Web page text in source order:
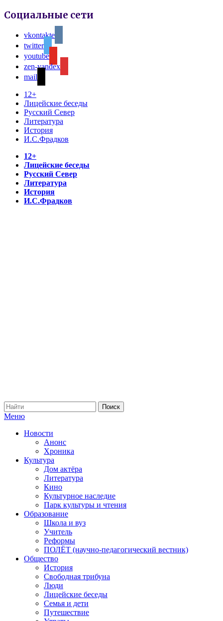
Социальные сети
vkontakte
twitter
youtube
zen-yandex
mail
12+
Лицейские беседы
Русский Север
Литература
История
И.С.Фрадков
12+
Лицейские беседы
Русский Север
Литература
История
И.С.Фрадков
Меню
Новости
Анонс
Хроника
Культура
Дом актёра
Литература
Кино
Культурное наследие
Парк культуры и чтения
Образование
Школа и вуз
Учитель
Реформы
ПОЛЁТ (научно-педагогический вестник)
Общество
История
Свободная трибуна
Люди
Лицейские беседы
Семья и дети
Путешествие